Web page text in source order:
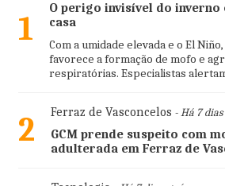
1
O perigo invisível do inverno
casa
Com a umidade elevada e o El
favorece a formação de mofo e
respiratórias. Especialistas
2 Ferraz de Vasconcelos - Há 7
GCM prende suspeito com
adulterada em Ferraz de